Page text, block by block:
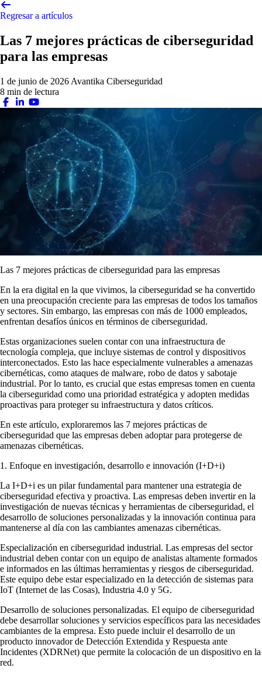
Regresar a artículos
Las 7 mejores prácticas de ciberseguridad
para las empresas
1 de junio de 2026 Avantika Ciberseguridad
8 min de lectura
Las 7 mejores prácticas de ciberseguridad para las empresas
En la era digital en la que vivimos, la ciberseguridad se ha convertido
en una preocupación creciente para las empresas de todos los tamaños
y sectores. Sin embargo, las empresas con más de 1000 empleados,
enfrentan desafíos únicos en términos de ciberseguridad.
Estas organizaciones suelen contar con una infraestructura de
tecnología compleja, que incluye sistemas de control y dispositivos
interconectados. Esto las hace especialmente vulnerables a amenazas
cibernéticas, como ataques de malware, robo de datos y sabotaje
industrial. Por lo tanto, es crucial que estas empresas tomen en cuenta
la ciberseguridad como una prioridad estratégica y adopten medidas
proactivas para proteger su infraestructura y datos críticos.
En este artículo, exploraremos las 7 mejores prácticas de
ciberseguridad que las empresas deben adoptar para protegerse de
amenazas cibernéticas.
1. Enfoque en investigación, desarrollo e innovación (I+D+i)
La I+D+i es un pilar fundamental para mantener una estrategia de
ciberseguridad efectiva y proactiva. Las empresas deben invertir en la
investigación de nuevas técnicas y herramientas de ciberseguridad, el
desarrollo de soluciones personalizadas y la innovación continua para
mantenerse al día con las cambiantes amenazas cibernéticas.
Especialización en ciberseguridad industrial. Las empresas del sector
industrial deben contar con un equipo de analistas altamente formados
e informados en las últimas herramientas y riesgos de ciberseguridad.
Este equipo debe estar especializado en la detección de sistemas para
IoT (Internet de las Cosas), Industria 4.0 y 5G.
Desarrollo de soluciones personalizadas. El equipo de ciberseguridad
debe desarrollar soluciones y servicios específicos para las necesidades
cambiantes de la empresa. Esto puede incluir el desarrollo de un
producto innovador de Detección Extendida y Respuesta ante
Incidentes (XDRNet) que permite la colocación de un dispositivo en la
red.